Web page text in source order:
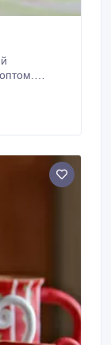
СНГ
на